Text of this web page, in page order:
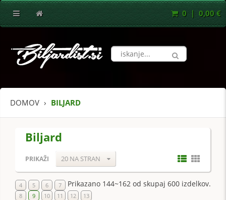
0 | 0,00 €
DOMOV BILJARD
Biljard
PRIKAŽI 20 NA STRAN
Prikazano 144~162 od skupaj 600 izdelkov.
4 5 6
7
8
9 10 11 12 13